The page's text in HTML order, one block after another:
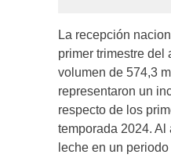
La recepción
primer trimestre del
volumen de 574,3
representaron un
respecto de los
temporada 2024. Al
leche en un